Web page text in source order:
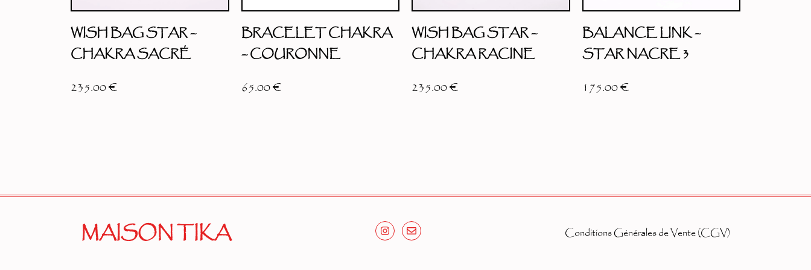
WISH BAG STAR –
CHAKRA SACRÉ
235.00€
BRACELET CHAKRA
– COURONNE
65.00€
WISH BAG STAR –
CHAKRA RACINE
235.00€
BALANCE LINK –
STAR NACRE 3
175.00€
MAISON TIKA Conditions Générales de Vente (CGV)